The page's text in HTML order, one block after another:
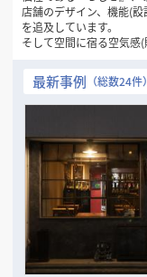
店舗のデザイン、機能(
を追及しています。
そして空間に宿る空気感
限られた予算内で魅力
す。
最新事例 （総数24件）